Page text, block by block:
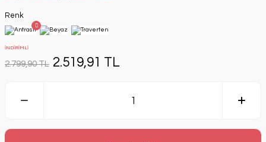
Renk
İNDİRİMLİ
2.799,90 TL 2.519,91 TL